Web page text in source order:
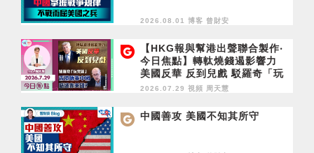
2026.08.01 博客 曾財安
【HKG報與幫港出聲聯合製作‧
今日焦點】轉軚燒錢遏影響力
美國反華 反到兒戲 駁羅奇「玩
完論」 香港唔靠中國 唔通靠美
2026.07.29 視頻 周天慧
中國善攻 美國不知其所守